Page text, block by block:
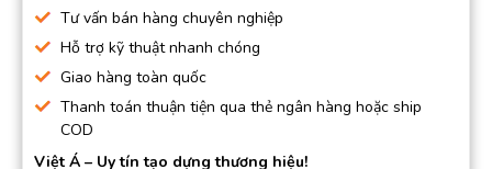
Tư vấn bán hàng chuyên nghiệp
Hỗ trợ kỹ thuật nhanh chóng
Giao hàng toàn quốc
Thanh toán thuận tiện qua thẻ ngân hàng hoặc ship
COD
Việt Á – Uy tín tạo dựng thương hiệu!